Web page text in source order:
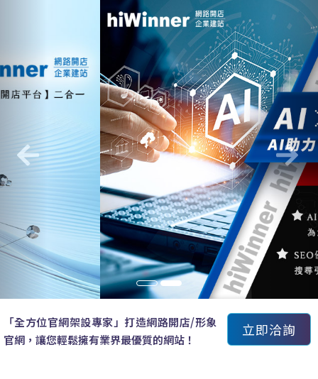
「全方位官網架設專家」打造網路開店/形象
官網，讓您輕鬆擁有業界最優質的網站！
立即洽詢